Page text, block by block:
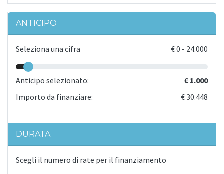
ANTICIPO
Seleziona una cifra €0 - 24.000
Anticipo selezionato:
€ 1.000
Importo da finanziare:
€ 30.448
DURATA
Scegli il numero di rate per il finanziamento